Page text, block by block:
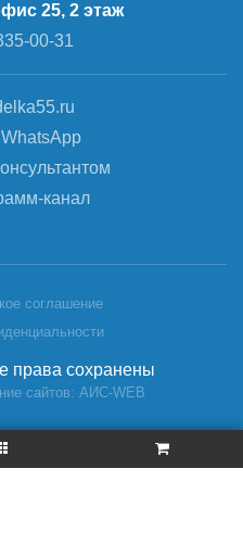
25, 2 этаж
00-31
канал
соглашение
права сохранены
сайтов: АИС-WEB